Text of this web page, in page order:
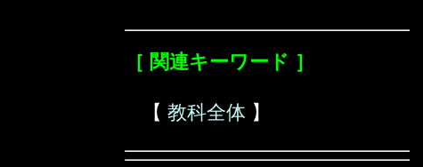
［ 関連キーワード ］
【 教科全体 】